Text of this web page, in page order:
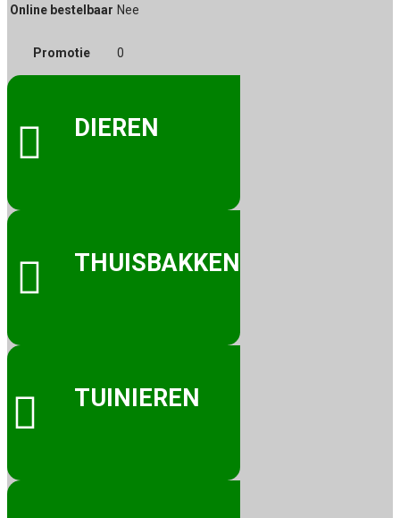
Online bestelbaar Nee
Promotie 0
 DIEREN
 THUISBAKKEN
 TUINIEREN